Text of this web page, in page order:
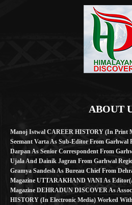
ABOUT
Manoj Istwal CAREER HISTORY (in Print
Seemant Varta As Sub-Editor From
Darpan As Senior Correspondent From
Ujala And Dainik Jagran From Garhwal
Gramya Sandesh As Bureau Chief From
Magazine UTTARAKHAND VANI As
Magazine DEHRADUN DISCOVER As
HISTORY (in Electronic Media) Worked